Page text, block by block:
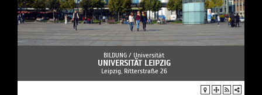
BILDUNG / Universität
UNIVERSITÄT LEIPZIG
Leipzig, Ritterstraße 26